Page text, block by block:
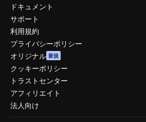
ドキュメント
サポート
利用規約
プライバシーポリシー
オリジナル 新規
クッキーポリシー
トラストセンター
アフィリエイト
法人向け